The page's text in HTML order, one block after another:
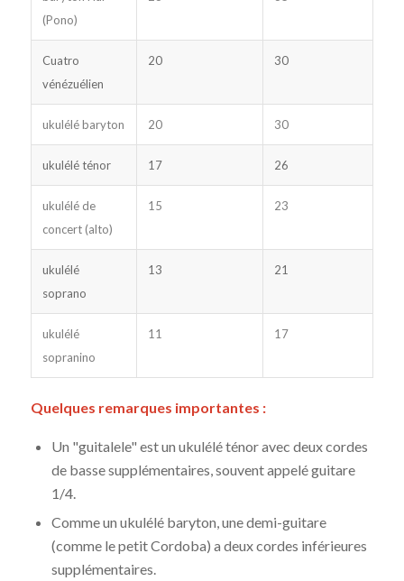
(Pono)
Cuatro
vénézuélien
20 30
ukulélé baryton 20 30
ukulélé ténor 17 26
ukulélé de
concert (alto)
15 23
ukulélé
soprano
13 21
ukulélé
sopranino
11 17
Quelques remarques importantes :
Un "guitalele" est un ukulélé ténor avec deux cordes
de basse supplémentaires, souvent appelé guitare
1/4.
Comme un ukulélé baryton, une demi-guitare
(comme le petit Cordoba) a deux cordes inférieures
supplémentaires.